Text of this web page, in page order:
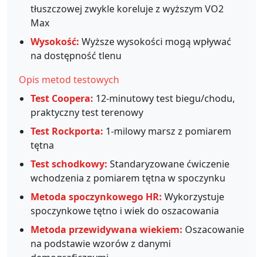
tłuszczowej zwykle koreluje z wyższym VO2
Max
Wysokość: Wyższe wysokości mogą wpływać
na dostępność tlenu
Opis metod testowych
Test Coopera: 12-minutowy test biegu/chodu,
praktyczny test terenowy
Test Rockporta: 1-milowy marsz z pomiarem
tętna
Test schodkowy: Standaryzowane ćwiczenie
wchodzenia z pomiarem tętna w spoczynku
Metoda spoczynkowego HR: Wykorzystuje
spoczynkowe tętno i wiek do oszacowania
Metoda przewidywana wiekiem: Oszacowanie
na podstawie wzorów z danymi